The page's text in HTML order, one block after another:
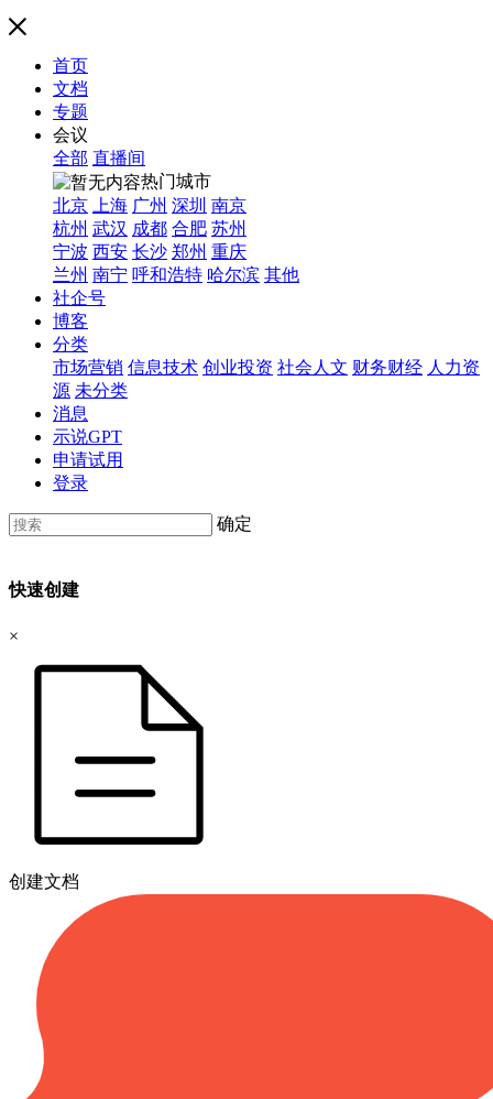
首页
文档
专题
会议
全部 直播间
热门城市
北京
上海 广州 深圳 南京
杭州 武汉 成都 合肥 苏州
宁波 西安 长沙 郑州 重庆
兰州 南宁 呼和浩特 哈尔滨 其他
社企号
博客
分类
市场营销 信息技术 创业投资 社会人文 财务财经 人力资
源 未分类
消息
示说GPT
申请试用
登录
确定
快速创建
×
创建文档